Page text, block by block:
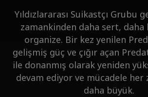
Yıldızlararası Suikastçı Grubu
zamankinden daha sert, daha
organize. Bir kez yenilen
gelişmiş güç ve çığır açan
ile donanmış olarak yeniden
devam ediyor ve mücadele her
daha büyük.